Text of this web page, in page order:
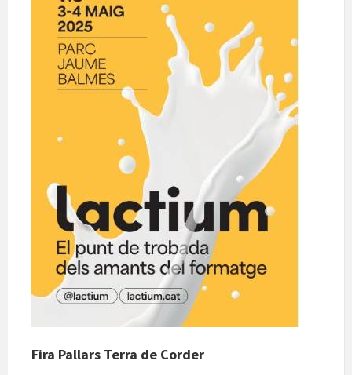
Fira Pallars Terra de Corder